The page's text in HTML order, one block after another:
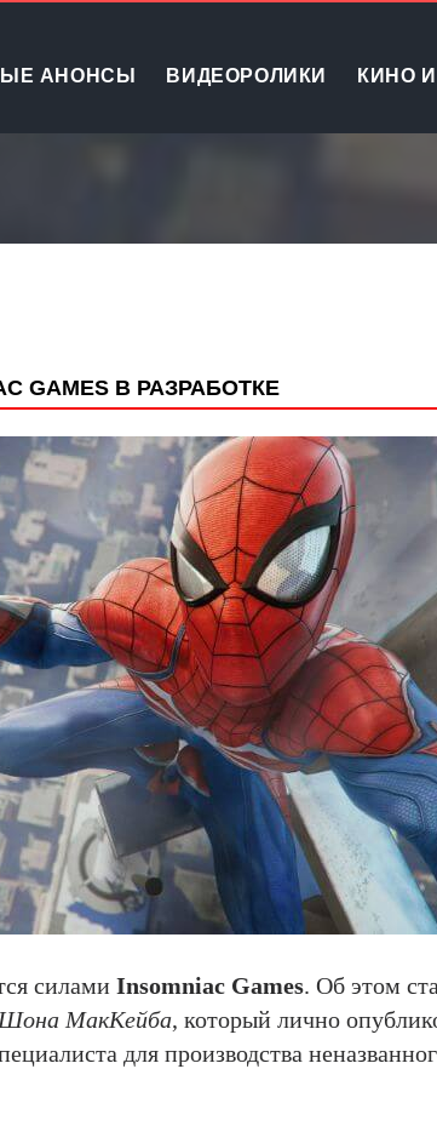
АНОНСЫ ВИДЕОРОЛИКИ КИНО
GAMES В РАЗРАБОТКЕ
силами Insomniac Games. Об этом
Шона МакКейба, который лично
для производства